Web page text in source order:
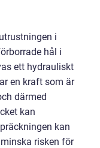
i
hål i
ett hydrauliskt
en kraft som är
därmed
kan
kan
risken för